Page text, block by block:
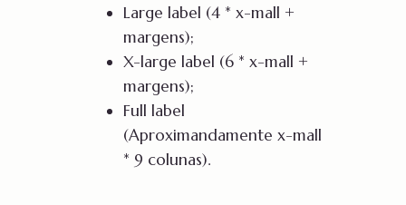
Large label (4 * x-mall +
margens);
X-large label (6 * x-mall +
margens);
Full label
(Aproximandamente x-mall
* 9 colunas).